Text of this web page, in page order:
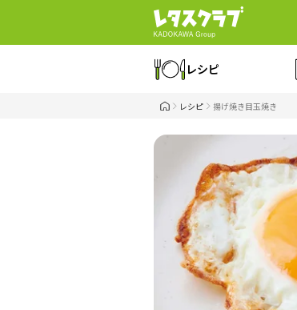
レシピ
レシピ 揚げ焼き目玉焼き